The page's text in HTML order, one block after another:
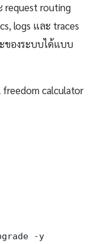
request routing
logs และ traces
ของระบบได้แบบ
freedom calculator
-y